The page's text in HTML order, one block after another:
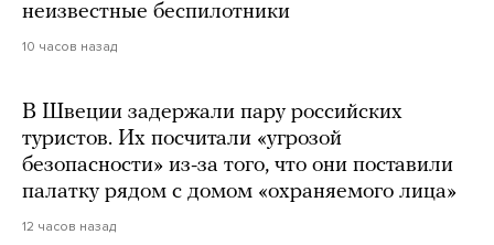
неизвестные беспилотники
10 часов назад
В Швеции задержали пару российских
туристов. Их посчитали «угрозой
безопасности» из-за того, что они поставили
палатку рядом с домом «охраняемого лица»
12 часов назад